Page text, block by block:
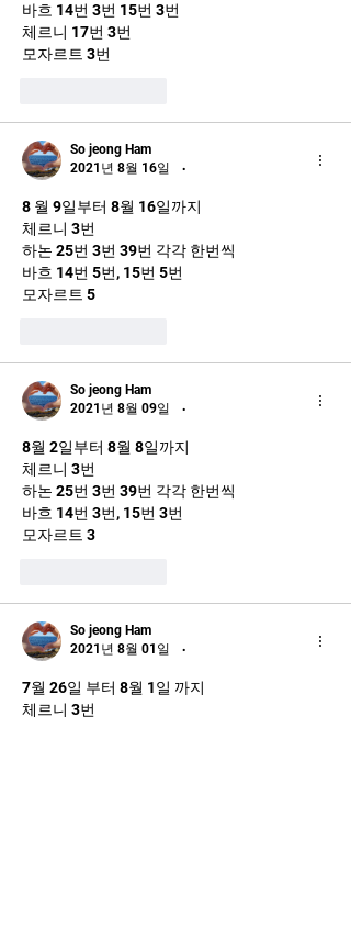
바흐 14번 3번 15번 3번
체르니 17번 3번
모자르트 3번
So jeong Ham
2021년 8월 16일
•
8 월 9일부터 8월 16일까지
체르니 3번
하논 25번 3번 39번 각각 한번씩
바흐 14번 5번, 15번 5번
모자르트 5
So jeong Ham
2021년 8월 09일
•
8월 2일부터 8월 8일까지
체르니 3번
하논 25번 3번 39번 각각 한번씩
바흐 14번 3번, 15번 3번
모자르트 3
So jeong Ham
2021년 8월 01일
•
7월 26일 부터 8월 1일 까지
체르니 3번